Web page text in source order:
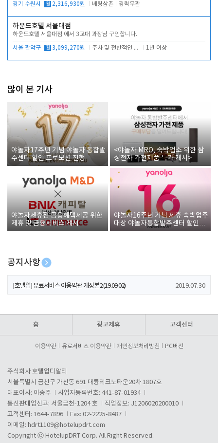
경기 수원시 월 2,316,930원 베팅삼촌 경력무관
하운드호텔 서울대점
하운드호텔 서울대점 에서 3교대 과장님 구인합니다.
서울 관악구 월 3,099,270원 주차 및 전반적인 당번업무 1년 이상
많이 본 기사
야놀자17주년 기념 야놀자 통합발
주센터 할인 프로모션 진행
<야놀자 MRO, 숙박업소 위한 삼
성전자 가전제품 특가 개시>
야놀자제휴점 금융혜택제공 위한
제휴 및 금융서비스 게시
야놀자16주년 기념 제휴 숙박업주
대상 야놀자통합발주센터 할인쿠
폰 증정
공지사항
[호텔업] 개인정보 처리방침 개정본1 (19.09.02)
[호텔업] 유료서비스 이용약관 개정본2 (19.09.02) 2019.07.30
홈 광고제휴 고객센터
이용약관 유료서비스 이용약관 개인정보처리방침 PC버전
주식회사 호텔업디알티
서울특별시 금천구 가산동 691 대륭테크노타운20차 1807호
대표이사: 이송주
사업자등록번호: 441-87-01934
통신판매업신고: 서울금천-1204 호
직업정보: J1206020200010
고객센터: 1644-7896
Fax: 02-2225-8487
이메일: hdrt1109@hotelupdrt.com
Copyright ⓒ HotelupDRT Corp. All Right Reserved.